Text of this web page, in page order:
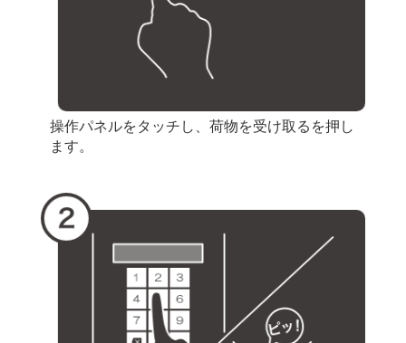
操作パネルをタッチし、荷物を受け取るを押し
ます。